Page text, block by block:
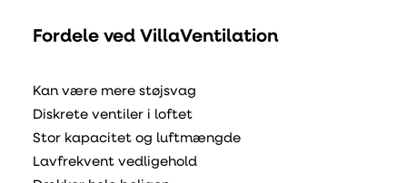
Fordele ved VillaVentilation
Kan være mere støjsvag
Diskrete ventiler i loftet
Stor kapacitet og luftmængde
Lavfrekvent vedligehold